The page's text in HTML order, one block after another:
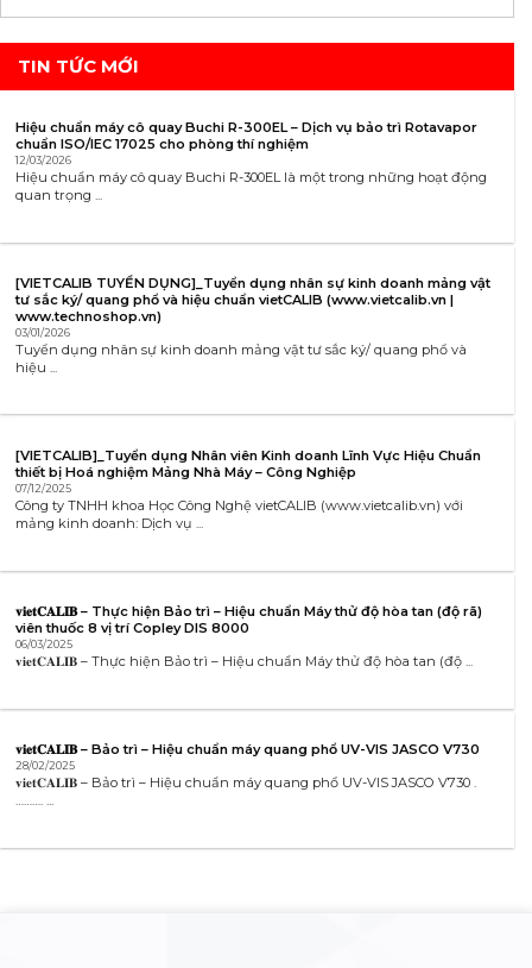
TIN TỨC MỚI
Hiệu chuẩn máy cô quay Buchi R-300EL – Dịch vụ bảo trì Rotavapor
chuẩn ISO/IEC 17025 cho phòng thí nghiệm
12/03/2026
Hiệu chuẩn máy cô quay Buchi R-300EL là một trong những hoạt động
quan trọng ...
[VIETCALIB TUYỂN DỤNG]_Tuyển dụng nhân sự kinh doanh mảng vật
tư sắc ký/ quang phổ và hiệu chuẩn vietCALIB (www.vietcalib.vn |
www.technoshop.vn)
03/01/2026
Tuyển dụng nhân sự kinh doanh mảng vật tư sắc ký/ quang phổ và
hiệu ...
[VIETCALIB]_Tuyển dụng Nhân viên Kinh doanh Lĩnh Vực Hiệu Chuẩn
thiết bị Hoá nghiệm Mảng Nhà Máy – Công Nghiệp
07/12/2025
Công ty TNHH khoa Học Công Nghệ vietCALIB (www.vietcalib.vn) với
mảng kinh doanh: Dịch vụ ...
𝐯𝐢𝐞𝐭𝐂𝐀𝐋𝐈𝐁 – Thực hiện Bảo trì – Hiệu chuẩn Máy thử độ hòa tan (độ rã)
viên thuốc 8 vị trí Copley DIS 8000
06/03/2025
𝐯𝐢𝐞𝐭𝐂𝐀𝐋𝐈𝐁 – Thực hiện Bảo trì – Hiệu chuẩn Máy thử độ hòa tan (độ ...
𝐯𝐢𝐞𝐭𝐂𝐀𝐋𝐈𝐁 – Bảo trì – Hiệu chuẩn máy quang phổ UV-VIS JASCO V730
28/02/2025
𝐯𝐢𝐞𝐭𝐂𝐀𝐋𝐈𝐁 – Bảo trì – Hiệu chuẩn máy quang phổ UV-VIS JASCO V730 .